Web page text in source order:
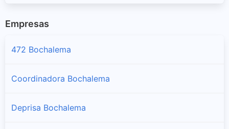
Empresas
472 Bochalema
Coordinadora Bochalema
Deprisa Bochalema